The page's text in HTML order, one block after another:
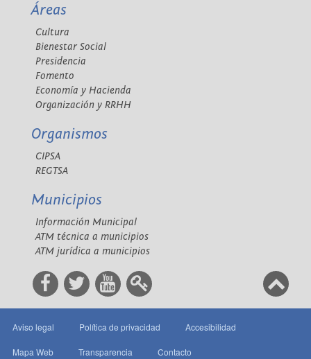
Áreas
Cultura
Bienestar Social
Presidencia
Fomento
Economía y Hacienda
Organización y RRHH
Organismos
CIPSA
REGTSA
Municipios
Información Municipal
ATM técnica a municipios
ATM jurídica a municipios
Aviso legal Política de privacidad Accesibilidad
Mapa Web Transparencia Contacto